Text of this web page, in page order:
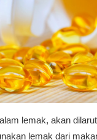
lemak, akan
lemak dari